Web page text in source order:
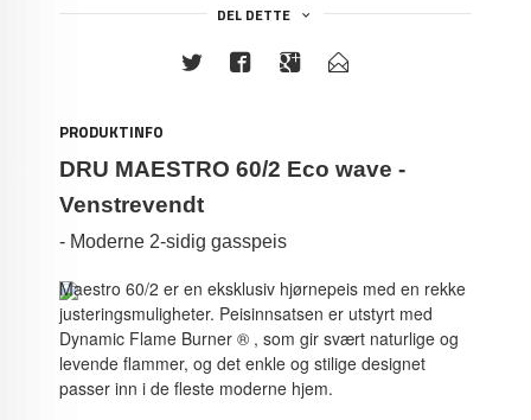
DEL DETTE
PRODUKTINFO
DRU MAESTRO 60/2 Eco wave -
Venstrevendt
- Moderne 2-sidig gasspeis
Maestro 60/2 er en eksklusiv hjørnepeis med en rekke
justeringsmuligheter. Peisinnsatsen er utstyrt med
Dynamic Flame Burner® , som gir svært naturlige og
levende flammer, og det enkle og stilige designet
passer inn i de fleste moderne hjem.